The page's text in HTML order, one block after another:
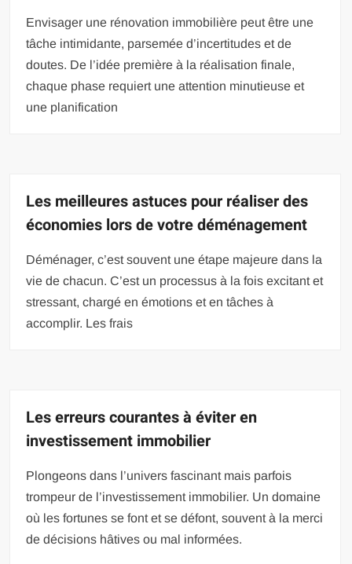
Envisager une rénovation immobilière peut être une
tâche intimidante, parsemée d’incertitudes et de
doutes. De l’idée première à la réalisation finale,
chaque phase requiert une attention minutieuse et
une planification
Les meilleures astuces pour réaliser des
économies lors de votre déménagement
Déménager, c’est souvent une étape majeure dans la
vie de chacun. C’est un processus à la fois excitant et
stressant, chargé en émotions et en tâches à
accomplir. Les frais
Les erreurs courantes à éviter en
investissement immobilier
Plongeons dans l’univers fascinant mais parfois
trompeur de l’investissement immobilier. Un domaine
où les fortunes se font et se défont, souvent à la merci
de décisions hâtives ou mal informées.